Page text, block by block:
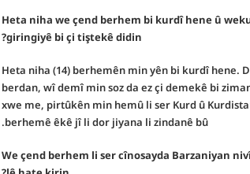
– Heta niha we çend berhem bi kurdî hene û
giringiyê bi çi tiştekê didin?
Heta niha (14) berhemên min yên bi kurdî hene.
berdan, wî demî min soz da ez çi demekê bi
xwe me, pirtûkên min hemû li ser Kurd û
berhemê êkê jî li dor jiyana li zindanê bû.
– We çend berhem li ser cînosayda Barzaniyan